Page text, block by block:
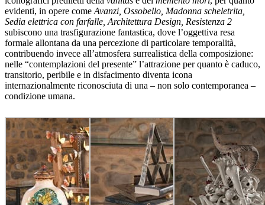
evidenti, in opere come Avanzi, Ossobello, Madonna scheletrita,
Sedia elettrica con farfalle, Architettura Design, Resistenza 2
subiscono una trasfigurazione fantastica, dove l’oggettiva resa
formale allontana da una percezione di particolare temporalità,
contribuendo invece all’atmosfera surrealistica della composizione:
nelle “contemplazioni del presente” l’attrazione per quanto è caduco,
transitorio, peribile e in disfacimento diventa icona
internazionalmente riconosciuta di una – non solo contemporanea –
condizione umana.